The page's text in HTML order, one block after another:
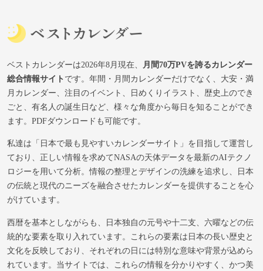
ベストカレンダーは2026年8月現在、
月間70万PVを誇るカレンダー
総合情報サイトです。年間・月間カレンダーだけでなく、大安・満
月カレンダー、注目のイベント、日めくりイラスト、歴史上のでき
ごと、有名人の誕生日など、様々な角度から毎日を知ることができ
ます。PDFダウンロードも可能です。
私達は「日本で最も見やすいカレンダーサイト」を目指して運営し
ており、正しい情報を求めてNASAの天体データを最新のAIテクノ
ロジーを用いて分析。情報の整理とデザインの洗練を追求し、日本
の伝統と現代のニーズを融合させたカレンダーを提供することを心
がけています。
西暦を基本としながらも、日本独自の元号や十二支、六曜などの伝
統的な要素を取り入れています。これらの要素は日本の長い歴史と
文化を反映しており、それぞれの日には特別な意味や背景が込めら
れています。当サイトでは、これらの情報を分かりやすく、かつ美